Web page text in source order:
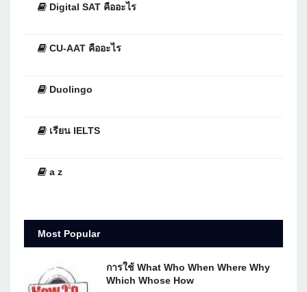
Digital SAT คืออะไร
CU-AAT คืออะไร
Duolingo
เรียน IELTS
a z
Most Popular
การใช้ What Who When Where Why
Which Whose How